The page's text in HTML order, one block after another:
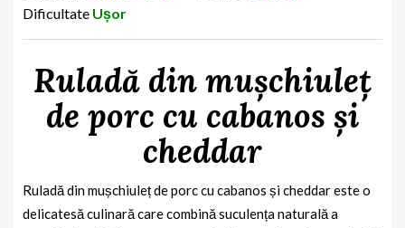
Dificultate Ușor
Ruladă din mușchiuleț
de porc cu cabanos și
cheddar
Ruladă din mușchiuleț de porc cu cabanos și cheddareste o
delicatesă culinară care combină suculența naturală a